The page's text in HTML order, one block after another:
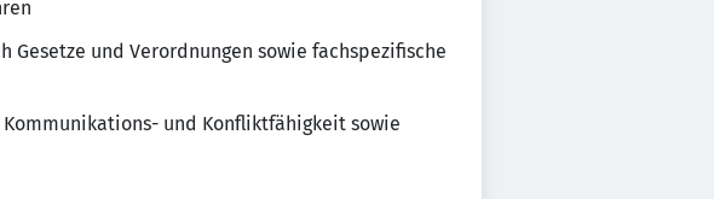
und Verordnungen sowie fachspezifische
und Konfliktfähigkeit sowie